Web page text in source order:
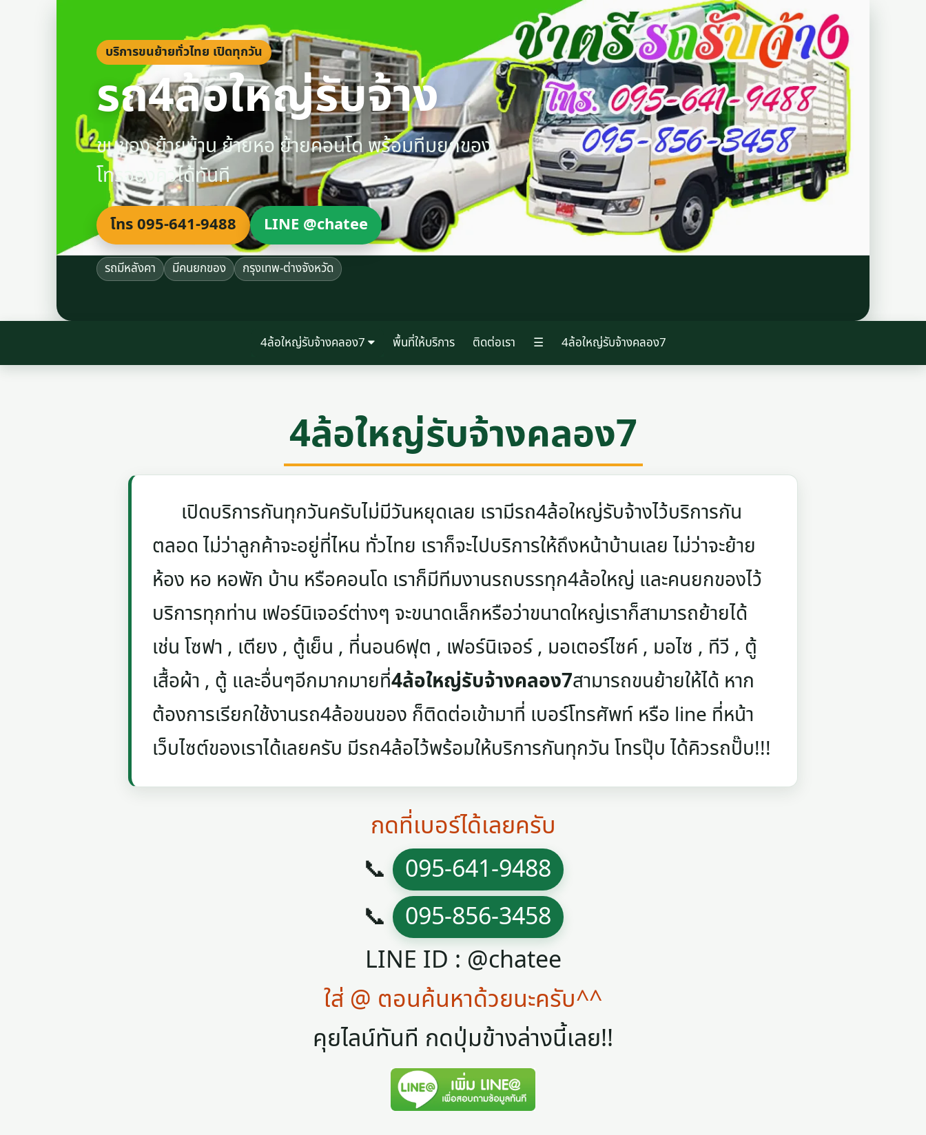
บริการขนย้ายทั่วไทย เปิดทุกวัน
รถ4ล้อใหญ่รับจ้าง
ขนของ ย้ายบ้าน ย้ายหอ ย้ายคอนโด พร้อมทีมยกของ
โทรจองคิวได้ทันที
โทร 095-641-9488 LINE @chatee
รถมีหลังคา มีคนยกของ กรุงเทพ-ต่างจังหวัด
4ล้อใหญ่รับจ้างคลอง7 พื้นที่ให้บริการ ติดต่อเรา ☰ 4ล้อใหญ่รับจ้างคลอง7
4ล้อใหญ่รับจ้างคลอง7
เปิดบริการกันทุกวันครับไม่มีวันหยุดเลย เรามีรถ4ล้อใหญ่รับจ้างไว้บริการกัน
ตลอด ไม่ว่าลูกค้าจะอยู่ที่ไหน ทั่วไทย เราก็จะไปบริการให้ถึงหน้าบ้านเลย ไม่ว่าจะย้าย
ห้อง หอ หอพัก บ้าน หรือคอนโด เราก็มีทีมงานรถบรรทุก4ล้อใหญ่ และคนยกของไว้
บริการทุกท่าน เฟอร์นิเจอร์ต่างๆ จะขนาดเล็กหรือว่าขนาดใหญ่เราก็สามารถย้ายได้
เช่น โซฟา , เตียง , ตู้เย็น , ที่นอน6ฟุต , เฟอร์นิเจอร์ , มอเตอร์ไซค์ , มอไซ , ทีวี , ตู้
เสื้อผ้า , ตู้ และอื่นๆอีกมากมายที่4ล้อใหญ่รับจ้างคลอง7สามารถขนย้ายให้ได้ หาก
ต้องการเรียกใช้งานรถ4ล้อขนของ ก็ติดต่อเข้ามาที่ เบอร์โทรศัพท์ หรือ line ที่หน้า
เว็บไซต์ของเราได้เลยครับ มีรถ4ล้อไว้พร้อมให้บริการกันทุกวัน โทรปุ๊บ ได้คิวรถปั๊บ!!!
กดที่เบอร์ได้เลยครับ
📞
095-641-9488
📞
095-856-3458
LINE ID : @chatee
ใส่ @ ตอนค้นหาด้วยนะครับ^^
คุยไลน์ทันที กดปุ่มข้างล่างนี้เลย!!